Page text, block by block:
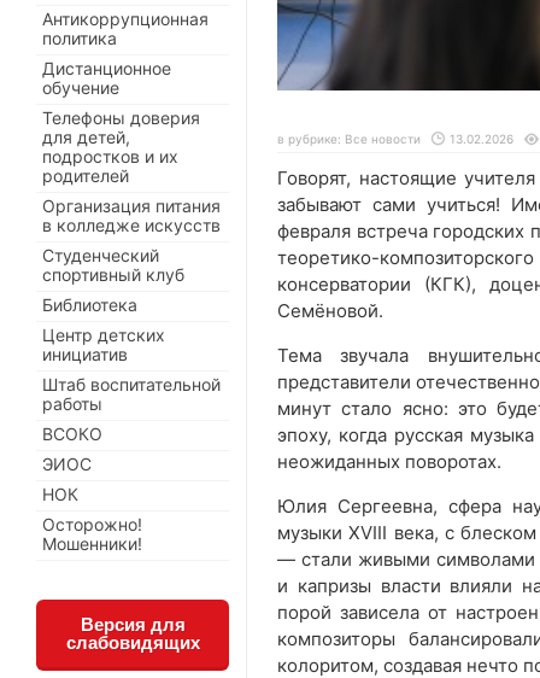
в рубрике: Все новости 13.02.2026
Говорят, настоящие
забывают сами учиться!
февраля встреча городских
теоретико-
консерватории (КГК),
Семёновой.
Тема звучала
представители
минут стало ясно: это
эпоху, когда русская
неожиданных поворотах.
Юлия Сергеевна, сфера
музыки XVIII века, с
— стали живыми символами
и капризы власти влияли
порой зависела от
композиторы
колоритом, создавая нечто
Антикоррупционная
политика
Дистанционное
обучение
Телефоны доверия
для детей,
подростков и их
родителей
Организация питания
в колледже искусств
Студенческий
спортивный клуб
Библиотека
Центр детских
инициатив
Штаб воспитательной
работы
ВСОКО
ЭИОС
НОК
Осторожно!
Мошенники!
Версия для
слабовидящих